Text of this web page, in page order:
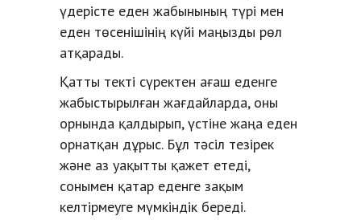
үдерісте еден жабынының түрі мен
еден төсенішінің күйі маңызды рөл
атқарады.
Қатты текті сүректен ағаш еденге
жабыстырылған жағдайларда, оны
орнында қалдырып, үстіне жаңа еден
орнатқан дұрыс. Бұл тәсіл тезірек
және аз уақытты қажет етеді,
сонымен қатар еденге зақым
келтірмеуге мүмкіндік береді.